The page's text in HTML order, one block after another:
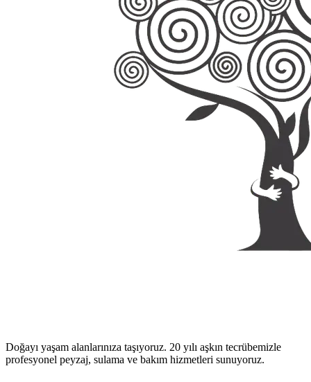
Doğayı yaşam alanlarınıza taşıyoruz. 20 yılı aşkın tecrübemizle
profesyonel peyzaj, sulama ve bakım hizmetleri sunuyoruz.